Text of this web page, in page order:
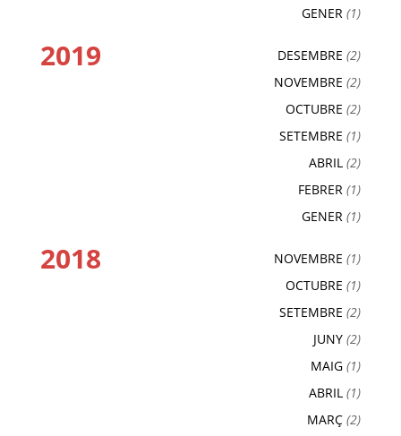
GENER (1)
2019 DESEMBRE (2)
NOVEMBRE (2)
OCTUBRE (2)
SETEMBRE (1)
ABRIL (2)
FEBRER (1)
GENER (1)
2018 NOVEMBRE (1)
OCTUBRE (1)
SETEMBRE (2)
JUNY (2)
MAIG (1)
ABRIL (1)
MARÇ (2)